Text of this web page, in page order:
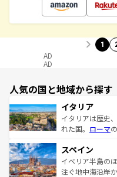
1
AD
AD
人気の国と地域から探す
イタリア
イタリアは歴史
れた国。 ローマ
ろん、トスカー
景など、自然景
ピザやパスタな
スペイン
イベリア半島の
注ぐ地中海沿岸